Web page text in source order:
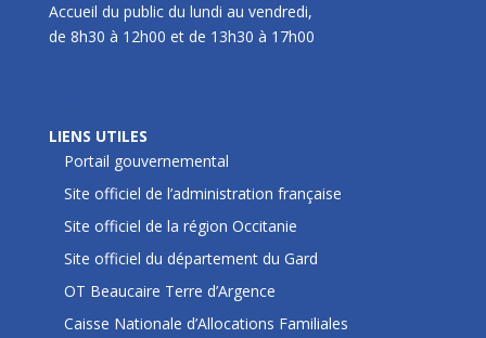
Accueil du public du lundi au vendredi,
de 8h30 à 12h00 et de 13h30 à 17h00
LIENS UTILES
Portail gouvernemental
Site officiel de l’administration française
Site officiel de la région Occitanie
Site officiel du département du Gard
OT Beaucaire Terre d’Argence
Caisse Nationale d’Allocations Familiales